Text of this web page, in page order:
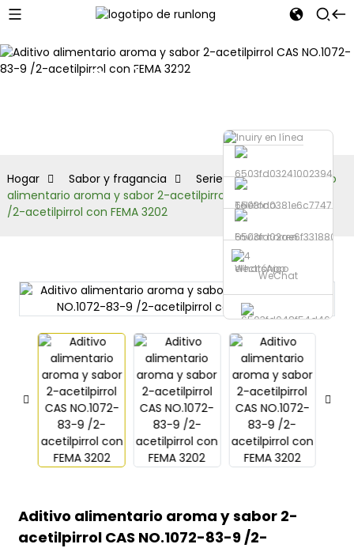
Teléfono
Enviar correo
electrónico
WhatsApp
WeChat
Serie de
Hogar Sabor y fragancia Serie de pirrol
Aditivo
alimentario aroma y sabor 2-acetilpirrol CAS NO.1072-83-9
/2-acetilpirrol con FEMA 3202
Aditivo alimentario aroma y sabor 2-
acetilpirrol CAS NO.1072-83-9 /2-